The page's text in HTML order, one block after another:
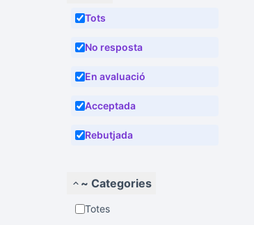
Tots
No resposta
En avaluació
Acceptada
Rebutjada
~ Categories
Totes